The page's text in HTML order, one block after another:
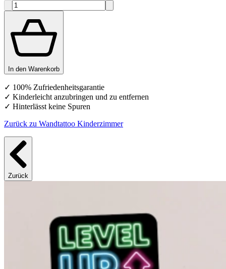
In den Warenkorb
✓ 100% Zufriedenheitsgarantie
✓ Kinderleicht anzubringen und zu entfernen
✓ Hinterlässt keine Spuren
Zurück zu Wandtattoo Kinderzimmer
Zurück